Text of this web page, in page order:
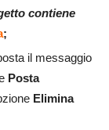
contiene
;
il messaggio
Posta
Elimina